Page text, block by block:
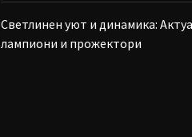
Светлинен уют и динамика:
лампиони и прожектори